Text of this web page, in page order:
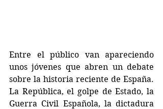
Entre el público van apareciendo
unos jóvenes que abren un debate
sobre la historia reciente de España.
La República, el golpe de Estado, la
Guerra Civil Española, la dictadura